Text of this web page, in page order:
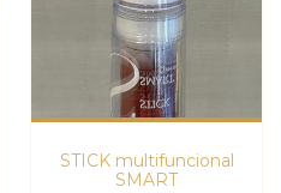
STICK multifuncional
SMART